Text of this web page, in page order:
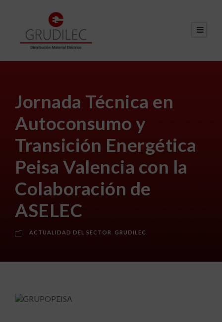
Jornada Técnica en
Autoconsumo y
Transición Energética
Peisa Valencia con la
Colaboración de
ASELEC
ACTUALIDAD DEL SECTOR GRUDILEC